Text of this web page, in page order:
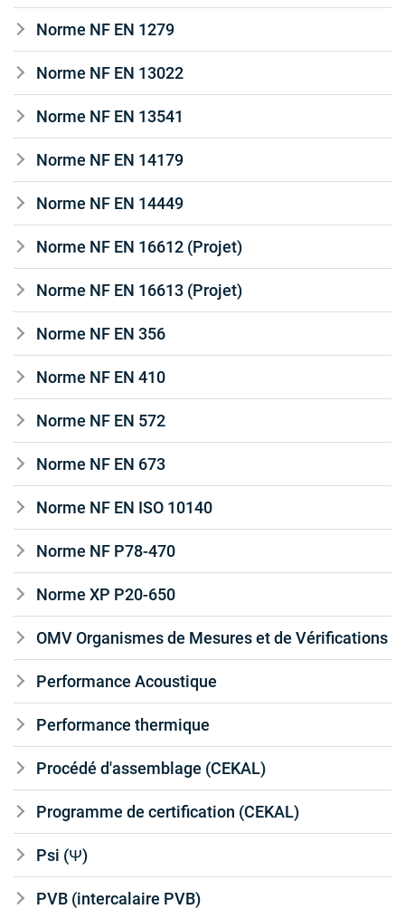
Norme NF EN 1279
Norme NF EN 13022
Norme NF EN 13541
Norme NF EN 14179
Norme NF EN 14449
Norme NF EN 16612 (Projet)
Norme NF EN 16613 (Projet)
Norme NF EN 356
Norme NF EN 410
Norme NF EN 572
Norme NF EN 673
Norme NF EN ISO 10140
Norme NF P78-470
Norme XP P20-650
OMV Organismes de Mesures et de Vérifications
Performance Acoustique
Performance thermique
Procédé d'assemblage (CEKAL)
Programme de certification (CEKAL)
Psi (Ψ)
PVB (intercalaire PVB)